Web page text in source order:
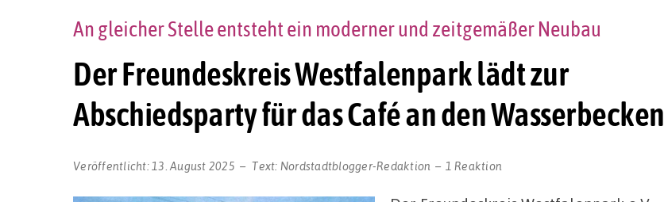
Der Freundeskreis Westfalenpark lädt zur
Abschiedsparty für das Café an den Wasserbecken
An gleicher Stelle entsteht ein moderner und zeitgemäßer Neubau
Veröffentlicht: 13. August 2025 Text: Nordstadtblogger-Redaktion 1 Reaktion